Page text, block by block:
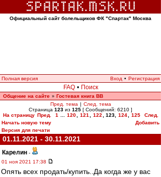
Официальный сайт болельщиков ФК "Спартак" Москва
Полная версия Вход • Регистрация
FAQ • Поиск
Общение на сайте » Гостевая книга ВВ
Пред. тема | След. тема
Страница 123 из 125 [ Сообщений: 6210 ]
На страницу Пред. 1 120 121 122 123, 124 125
След.
Начать новую тему
Добавить
Версия для печати
01.11.2021 - 30.11.2021
Карелин -
01 ноя 2021 17:38
Опять всех продать/купить..Да когда же у вас